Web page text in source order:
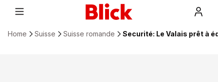
Home Suisse Suisse romande Securité: Le Valais prêt à